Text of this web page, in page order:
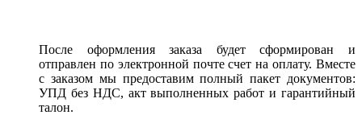
После оформления заказа будет сформирован и
отправлен по электронной почте счет на оплату. Вместе
с заказом мы предоставим полный пакет документов:
УПД без НДС, акт выполненных работ и гарантийный
талон.